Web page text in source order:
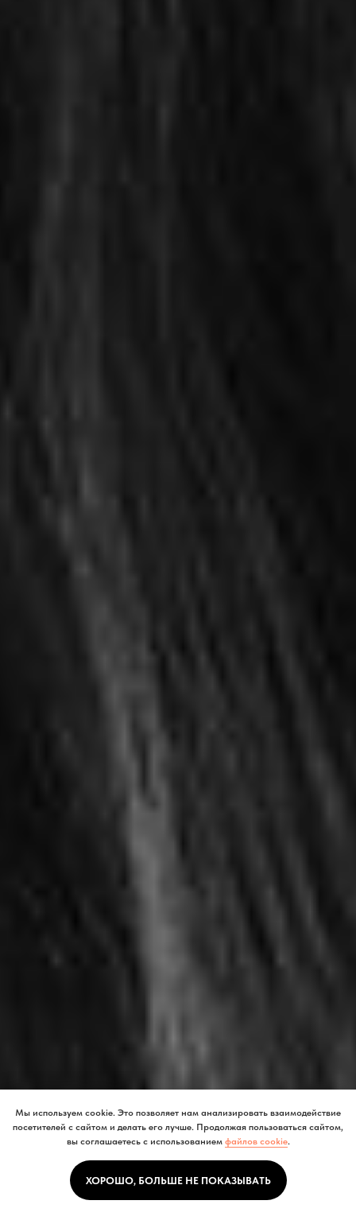
Мы используем cookie. Это позволяет нам анализировать взаимодействие
посетителей с сайтом и делать его лучше. Продолжая пользоваться сайтом,
вы соглашаетесь с использованием файлов cookie.
ХОРОШО, БОЛЬШЕ НЕ ПОКАЗЫВАТЬ